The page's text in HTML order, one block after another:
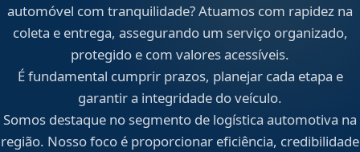
automóvel com tranquilidade? Atuamos com rapidez na
coleta e entrega, assegurando um serviço organizado,
protegido e com valores acessíveis.
É fundamental cumprir prazos, planejar cada etapa e
garantir a integridade do veículo.
Somos destaque no segmento de logística automotiva na
região. Nosso foco é proporcionar eficiência, credibilidade